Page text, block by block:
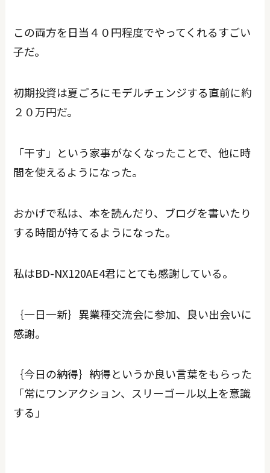
この両方を日当４０円程度でやってくれるすごい
子だ。
初期投資は夏ごろにモデルチェンジする直前に約
２０万円だ。
「干す」という家事がなくなったことで、他に時
間を使えるようになった。
おかげで私は、本を読んだり、ブログを書いたり
する時間が持てるようになった。
私はBD-NX120AE4君にとても感謝している。
｛一日一新｝異業種交流会に参加、良い出会いに
感謝。
｛今日の納得｝納得というか良い言葉をもらった
「常にワンアクション、スリーゴール以上を意識
する」